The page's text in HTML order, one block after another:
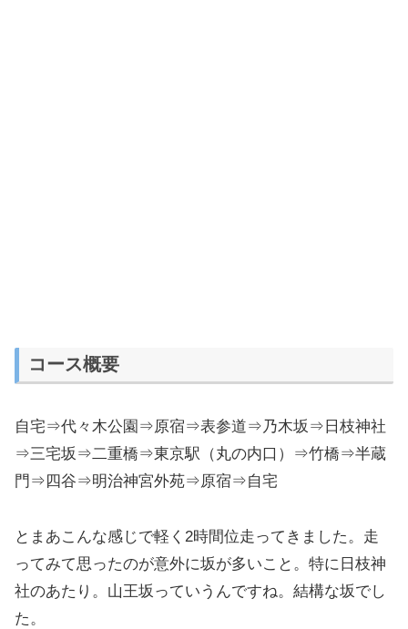
コース概要
自宅⇒代々木公園⇒原宿⇒表参道⇒乃木坂⇒日枝神社
⇒三宅坂⇒二重橋⇒東京駅（丸の内口）⇒竹橋⇒半蔵
門⇒四谷⇒明治神宮外苑⇒原宿⇒自宅
とまあこんな感じで軽く2時間位走ってきました。走
ってみて思ったのが意外に坂が多いこと。特に日枝神
社のあたり。山王坂っていうんですね。結構な坂でし
た。